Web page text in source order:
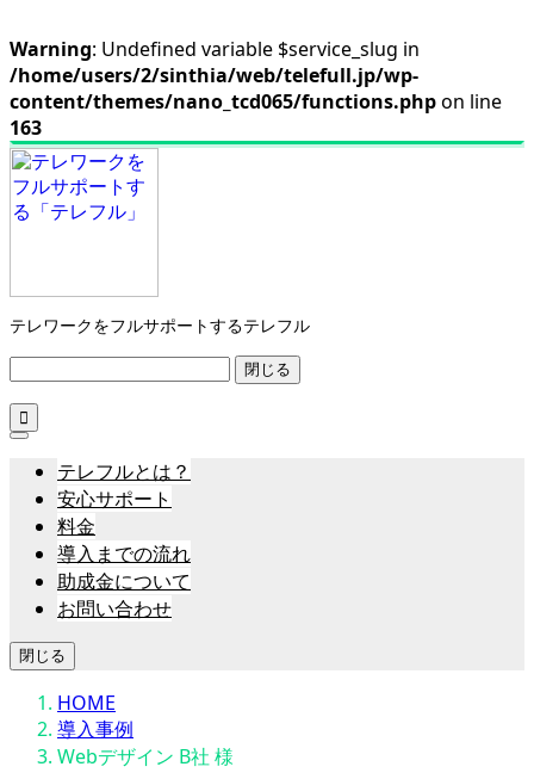
Warning: Undefined variable $service_slug in
/home/users/2/sinthia/web/telefull.jp/wp-
content/themes/nano_tcd065/functions.phpon line
163
テレワークをフルサポートするテレフル
閉じる

テレフルとは？
安心サポート
料金
導入までの流れ
助成金について
お問い合わせ
閉じる
HOME
導入事例
Webデザイン B社 様